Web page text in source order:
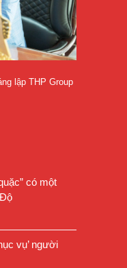
lập THP Group
có một
vụ’ người